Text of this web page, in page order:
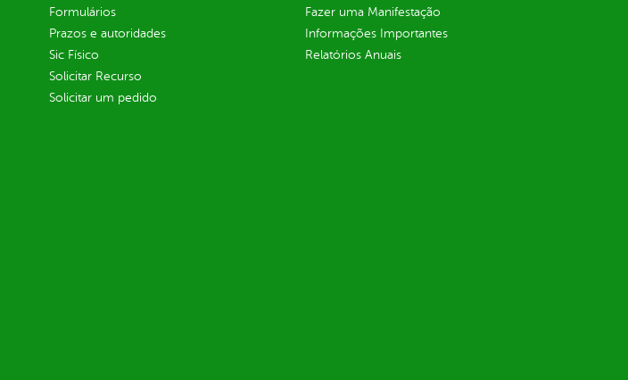
Formulários
Prazos e autoridades
Sic Físico
Solicitar Recurso
Solicitar um pedido
Fazer uma Manifestação
Informações Importantes
Relatórios Anuais